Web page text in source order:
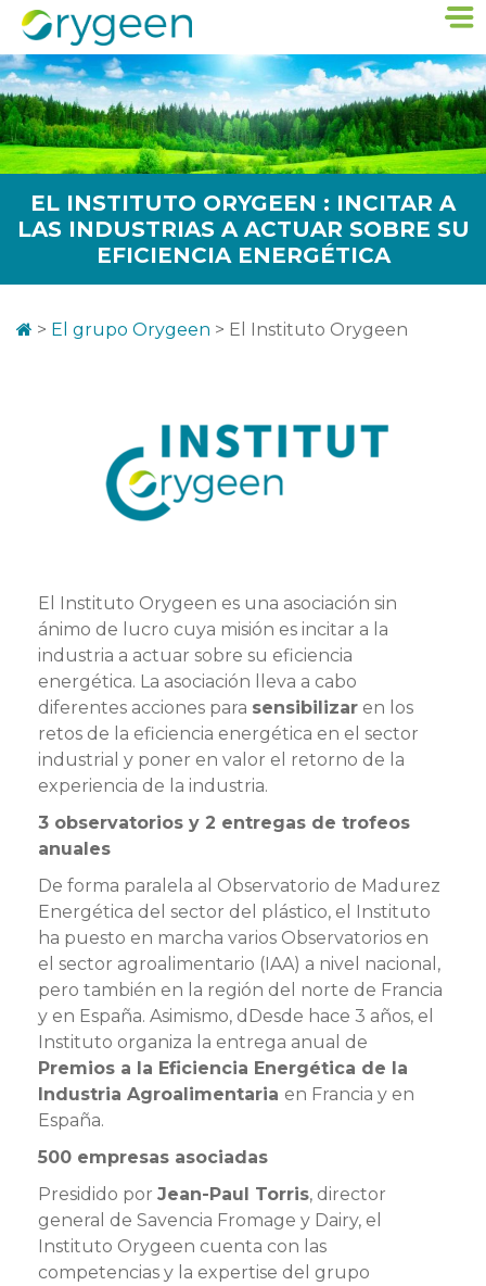
EL INSTITUTO ORYGEEN : INCITAR A
LAS INDUSTRIAS A ACTUAR SOBRE SU
EFICIENCIA ENERGÉTICA
> El grupo Orygeen > El Instituto Orygeen
El Instituto Orygeen es una asociación sin
ánimo de lucro cuya misión es incitar a la
industria a actuar sobre su eficiencia
energética. La asociación lleva a cabo
diferentes acciones para sensibilizar en los
retos de la eficiencia energética en el sector
industrial y poner en valor el retorno de la
experiencia de la industria.
3 observatorios y 2 entregas de trofeos
anuales
De forma paralela al Observatorio de Madurez
Energética del sector del plástico, el Instituto
ha puesto en marcha varios Observatorios en
el sector agroalimentario (IAA) a nivel nacional,
pero también en la región del norte de Francia
y en España. Asimismo, dDesde hace 3 años, el
Instituto organiza la entrega anual de
Premios a la Eficiencia Energética de la
Industria Agroalimentaria en Francia y en
España.
500 empresas asociadas
Presidido por Jean-Paul Torris, director
general de Savencia Fromage y Dairy, el
Instituto Orygeen cuenta con las
competencias y la expertise del grupo